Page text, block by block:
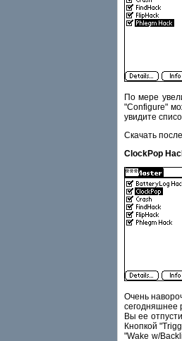
По мере
"Configure"
увидите
Скачать
ClockPop
Очень
сегодняшнее
Вы ее
Кнопкой
"Wake w/